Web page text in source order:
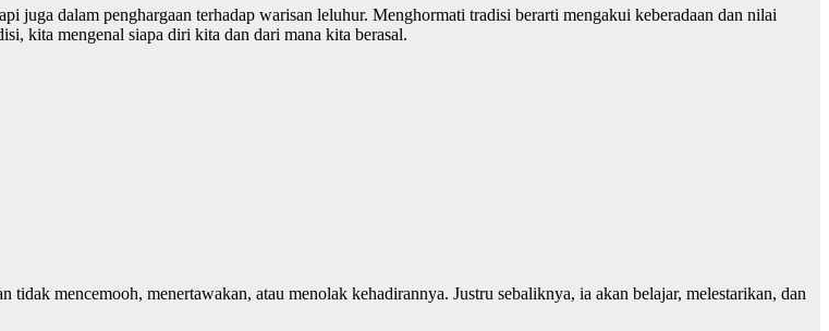
juga dalam penghargaan terhadap warisan leluhur. Menghormati tradisi berarti mengakui keberadaan dan nilai
kita mengenal siapa diri kita dan dari mana kita berasal.
mencemooh, menertawakan, atau menolak kehadirannya. Justru sebaliknya, ia akan belajar, melestarikan, dan